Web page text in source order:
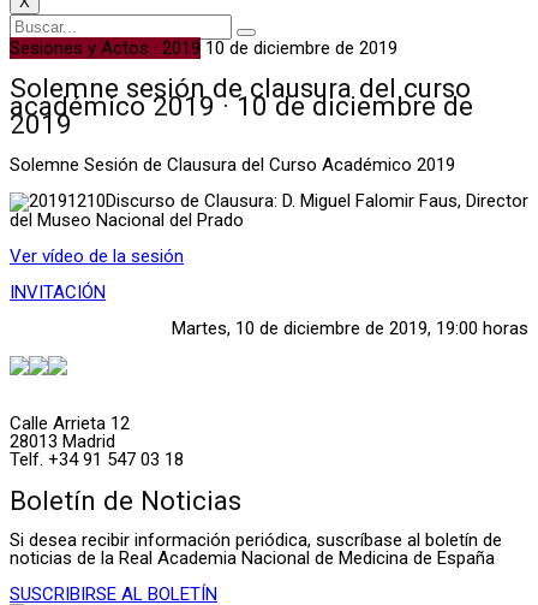
Sesiones y Actos · 2019 10 de diciembre de 2019
Solemne sesión de clausura del curso
académico 2019 · 10 de diciembre de
2019
Solemne Sesión de Clausura del Curso Académico 2019
Discurso de Clausura: D. Miguel Falomir Faus, Director
del Museo Nacional del Prado
Ver vídeo de la sesión
INVITACIÓN
Martes, 10 de diciembre de 2019, 19:00 horas
Calle Arrieta 12
28013 Madrid
Telf. +34 91 547 03 18
Boletín de Noticias
Si desea recibir información periódica, suscríbase al boletín de
noticias de la Real Academia Nacional de Medicina de España
SUSCRIBIRSE AL BOLETÍN